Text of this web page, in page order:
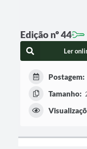
Edição nº 44
Ler
Postagem:
Tamanho: